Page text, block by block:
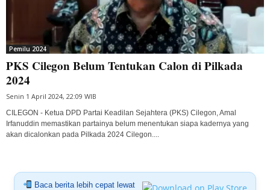
Pemilu 2024
PKS Cilegon Belum Tentukan Calon di Pilkada
2024
Senin 1 April 2024, 22:09 WIB
CILEGON - Ketua DPD Partai Keadilan Sejahtera (PKS) Cilegon, Amal
Irfanuddin memastikan partainya belum menentukan siapa kadernya yang
akan dicalonkan pada Pilkada 2024 Cilegon....
Baca berita lebih cepat lewat